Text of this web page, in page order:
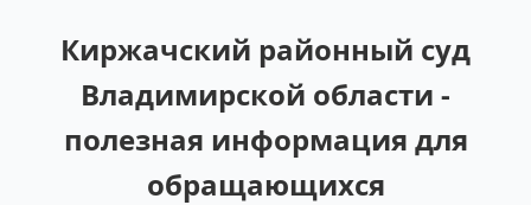
Киржачский районный суд
Владимирской области -
полезная информация для
обращающихся